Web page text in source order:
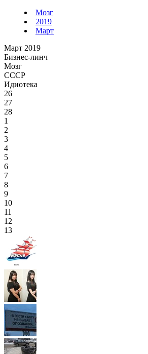
Мозг
2019
Март
Март 2019
Бизнес-линч
Мозг
СССР
Идиотека
26
27
28
1
2
3
4
5
6
7
8
9
10
11
12
13